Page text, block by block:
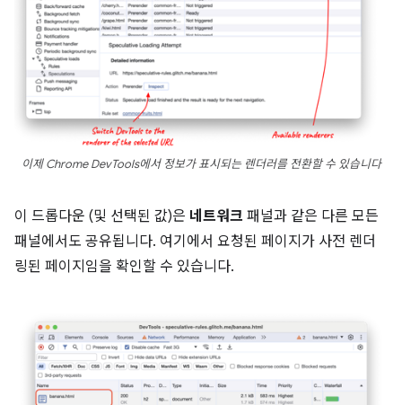
이제 Chrome DevTools에서 정보가 표시되는 렌더러를 전환할 수 있습니다
이 드롭다운 (및 선택된 값)은 네트워크 패널과 같은 다른 모든
패널에서도 공유됩니다. 여기에서 요청된 페이지가 사전 렌더
링된 페이지임을 확인할 수 있습니다.